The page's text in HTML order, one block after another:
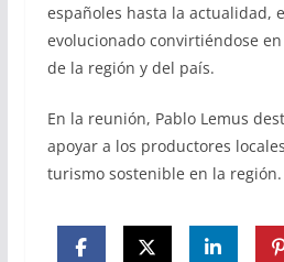
españoles hasta la actualidad,
evolucionado convirtiéndose
de la región y del país.
En la reunión, Pablo Lemus
apoyar a los productores
turismo sostenible en la región.